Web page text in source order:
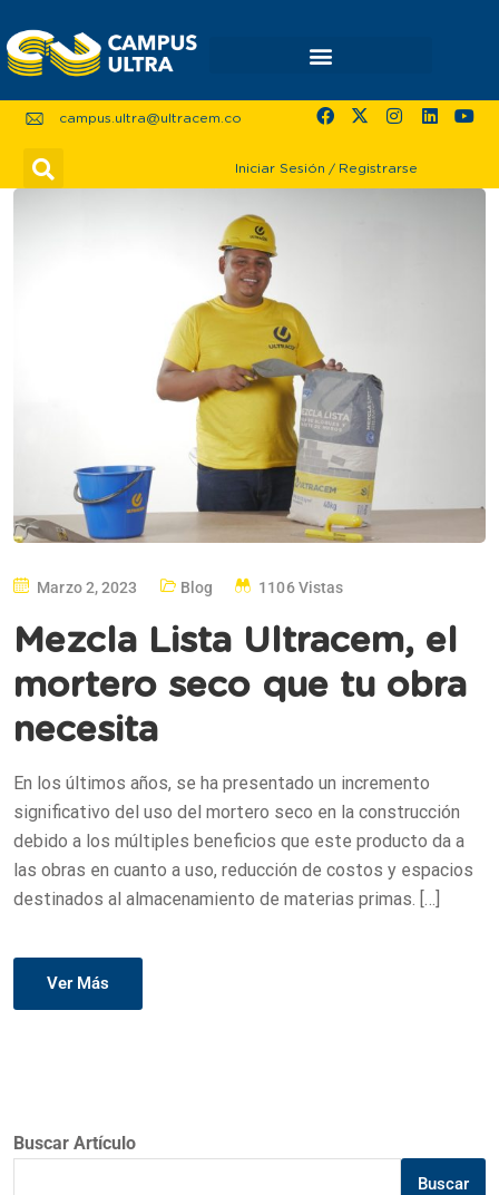
campus.ultra@ultracem.co
Iniciar Sesión / Registrarse
Marzo 2, 2023 Blog 1106 Vistas
Mezcla Lista Ultracem, el
mortero seco que tu obra
necesita
En los últimos años, se ha presentado un incremento
significativo del uso del mortero seco en la construcción
debido a los múltiples beneficios que este producto da a
las obras en cuanto a uso, reducción de costos y espacios
destinados al almacenamiento de materias primas. […]
Ver Más
Buscar Artículo
Buscar